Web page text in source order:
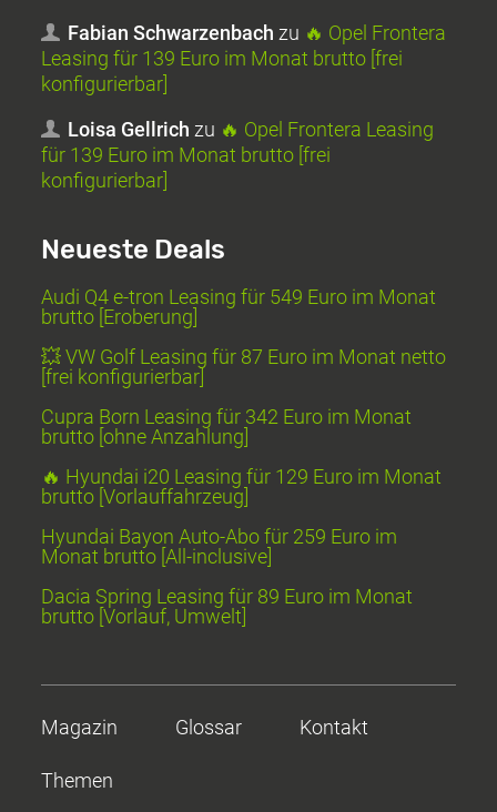
Fabian Schwarzenbach zu 🔥 Opel Frontera
Leasing für 139 Euro im Monat brutto [frei
konfigurierbar]
Loisa Gellrich zu 🔥 Opel Frontera Leasing
für 139 Euro im Monat brutto [frei
konfigurierbar]
Neueste Deals
Audi Q4 e-tron Leasing für 549 Euro im Monat
brutto [Eroberung]
💥 VW Golf Leasing für 87 Euro im Monat netto
[frei konfigurierbar]
Cupra Born Leasing für 342 Euro im Monat
brutto [ohne Anzahlung]
🔥 Hyundai i20 Leasing für 129 Euro im Monat
brutto [Vorlauffahrzeug]
Hyundai Bayon Auto-Abo für 259 Euro im
Monat brutto [All-inclusive]
Dacia Spring Leasing für 89 Euro im Monat
brutto [Vorlauf, Umwelt]
Magazin Glossar Kontakt
Themen